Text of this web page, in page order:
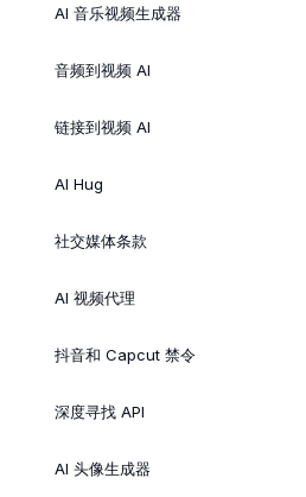
AI 音乐视频生成器
音频到视频 AI
链接到视频 AI
AI Hug
社交媒体条款
AI 视频代理
抖音和 Capcut 禁令
深度寻找 API
AI 头像生成器